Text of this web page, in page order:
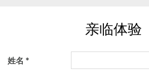
亲临体验
姓名